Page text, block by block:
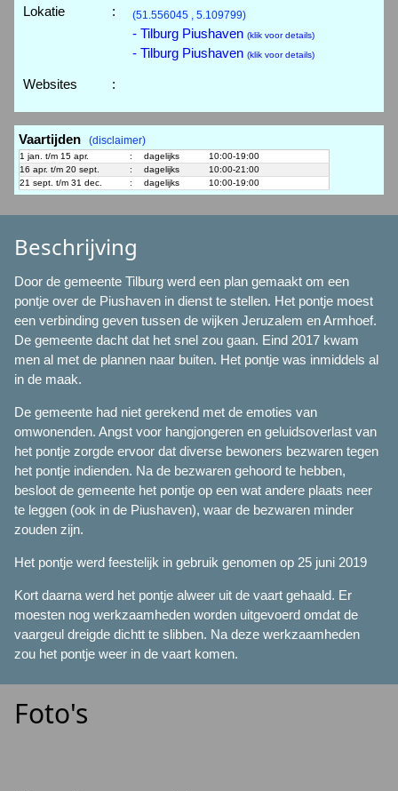
Lokatie
: (51.556045 , 5.109799)
- Tilburg Piushaven (klik voor details)
- Tilburg Piushaven (klik voor details)
Websites :
Vaartijden (disclaimer)
1 jan. t/m 15 apr. : dagelijks
10:00-19:00
16 apr. t/m 20 sept.
: dagelijks
10:00-21:00
21 sept. t/m 31 dec.
: dagelijks 10:00-19:00
Beschrijving
Door de gemeente Tilburg werd een plan gemaakt om een
pontje over de Piushaven in dienst te stellen. Het pontje moest
een verbinding geven tussen de wijken Jeruzalem en Armhoef.
De gemeente dacht dat het snel zou gaan. Eind 2017 kwam
men al met de plannen naar buiten. Het pontje was inmiddels al
in de maak.
De gemeente had niet gerekend met de emoties van
omwonenden. Angst voor hangjongeren en geluidsoverlast van
het pontje zorgde ervoor dat diverse bewoners bezwaren tegen
het pontje indienden. Na de bezwaren gehoord te hebben,
besloot de gemeente het pontje op een wat andere plaats neer
te leggen (ook in de Piushaven), waar de bezwaren minder
zouden zijn.
Het pontje werd feestelijk in gebruik genomen op 25 juni 2019
Kort daarna werd het pontje alweer uit de vaart gehaald. Er
moesten nog werkzaamheden worden uitgevoerd omdat de
vaargeul dreigde dichtt te slibben. Na deze werkzaamheden
zou het pontje weer in de vaart komen.
Foto's